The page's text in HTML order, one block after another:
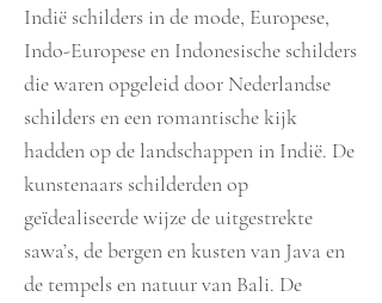
Indië schilders in de mode, Europese,
Indo-Europese en Indonesische schilders
die waren opgeleid door Nederlandse
schilders en een romantische kijk
hadden op de landschappen in Indië. De
kunstenaars schilderden op
geïdealiseerde wijze de uitgestrekte
sawa’s, de bergen en kusten van Java en
de tempels en natuur van Bali. De